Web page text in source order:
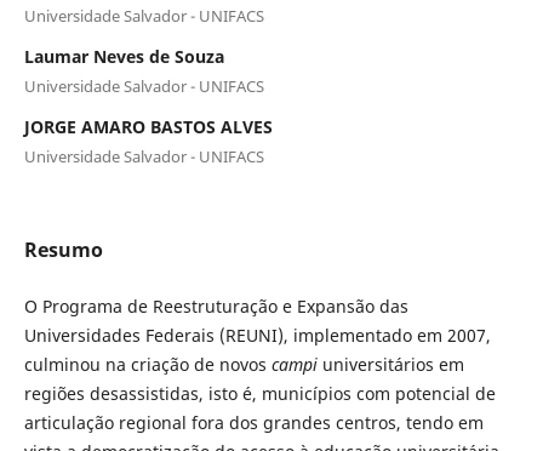
Universidade Salvador - UNIFACS
Laumar Neves de Souza
Universidade Salvador - UNIFACS
JORGE AMARO BASTOS ALVES
Universidade Salvador - UNIFACS
Resumo
O Programa de Reestruturação e Expansão das
Universidades Federais (REUNI), implementado em 2007,
culminou na criação de novos campiuniversitários em
regiões desassistidas, isto é, municípios com potencial de
articulação regional fora dos grandes centros, tendo em